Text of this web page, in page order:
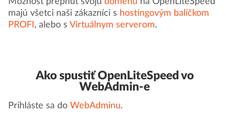
majú všetci naši zákazníci s hostingovým balíčkom
PROFI , alebo s Virtuálnym serverom.
Ako spustiť OpenLiteSpeed vo
WebAdmin-e
Prihláste sa do WebAdminu.